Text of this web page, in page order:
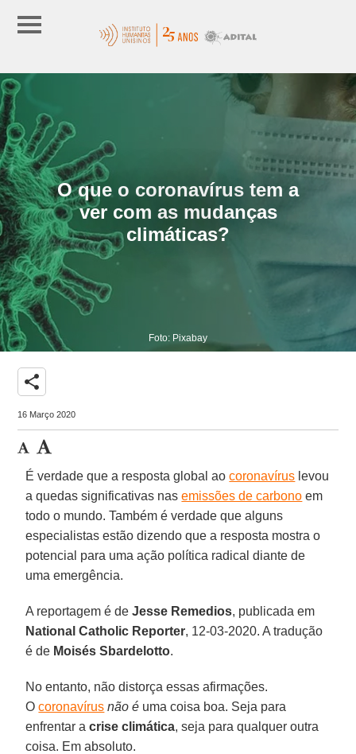
O que o coronavírus tem a
ver com as mudanças
climáticas?
Foto: Pixabay
share
16 Março 2020
É verdade que a resposta global aocoronavírus levou
a quedas significativas nasemissões de carbono em
todo o mundo. Também é verdade que alguns
especialistas estão dizendo que a resposta mostra o
potencial para uma ação política radical diante de
uma emergência.
A reportagem é deJesse Remedios, publicada em
National Catholic Reporter, 12-03-2020. A tradução
é de Moisés Sbardelotto.
No entanto, não distorça essas afirmações.
Ocoronavírus não é uma coisa boa. Seja para
enfrentar acrise climática, seja para qualquer outra
coisa. Em absoluto.